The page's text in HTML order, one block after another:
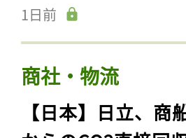
1日前
商社・物流
【日本】日立、